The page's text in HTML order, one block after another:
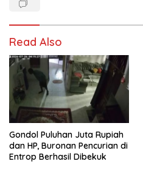
Read Also
Gondol Puluhan Juta Rupiah
dan HP, Buronan Pencurian di
Entrop Berhasil Dibekuk